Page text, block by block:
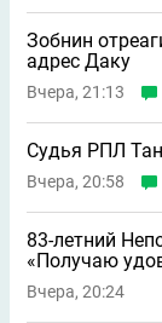
Зобнин
адрес Даку
Вчера, 21:13
Судья РПЛ
Вчера, 20:58
83-летний
«Получаю
Вчера, 20:24